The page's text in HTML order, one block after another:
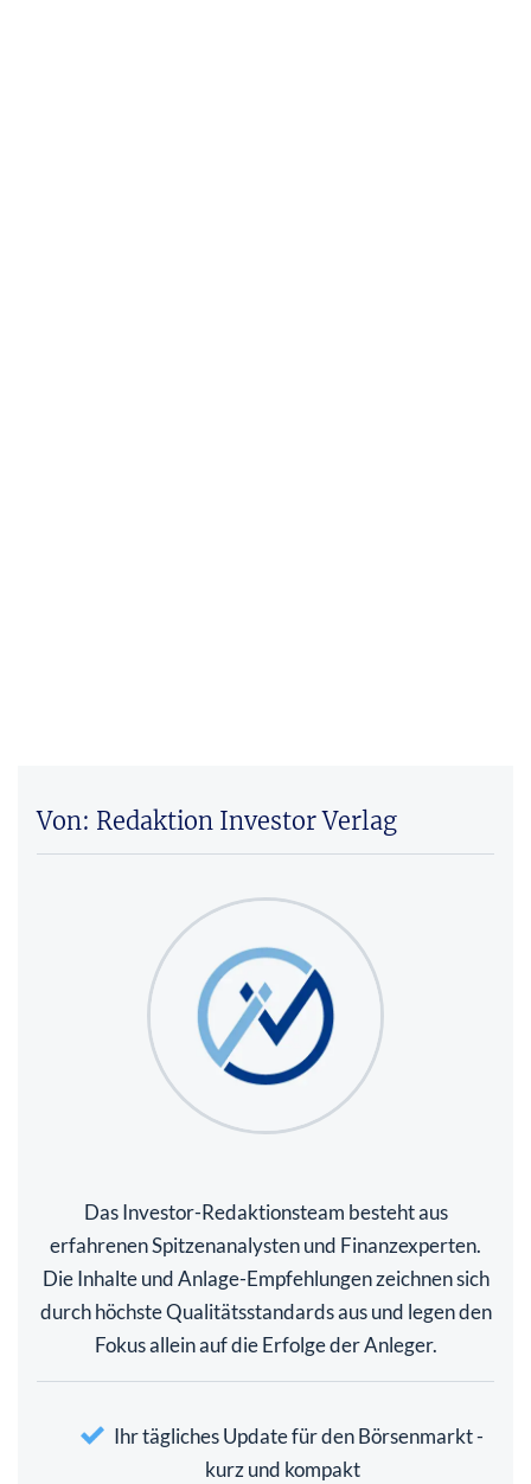
Von: Redaktion Investor Verlag
Das Investor-Redaktionsteam besteht aus
erfahrenen Spitzenanalysten und Finanzexperten.
Die Inhalte und Anlage-Empfehlungen zeichnen sich
durch höchste Qualitätsstandards aus und legen den
Fokus allein auf die Erfolge der Anleger.
Ihr tägliches Update für den Börsenmarkt -
kurz und kompakt